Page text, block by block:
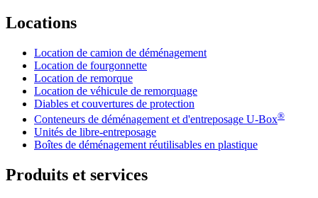
Locations
Location de camion de déménagement
Location de fourgonnette
Location de remorque
Location de véhicule de remorquage
Diables et couvertures de protection
Conteneurs de déménagement et d'entreposage U-Box®
Unités de libre-entreposage
Boîtes de déménagement réutilisables en plastique
Produits et services